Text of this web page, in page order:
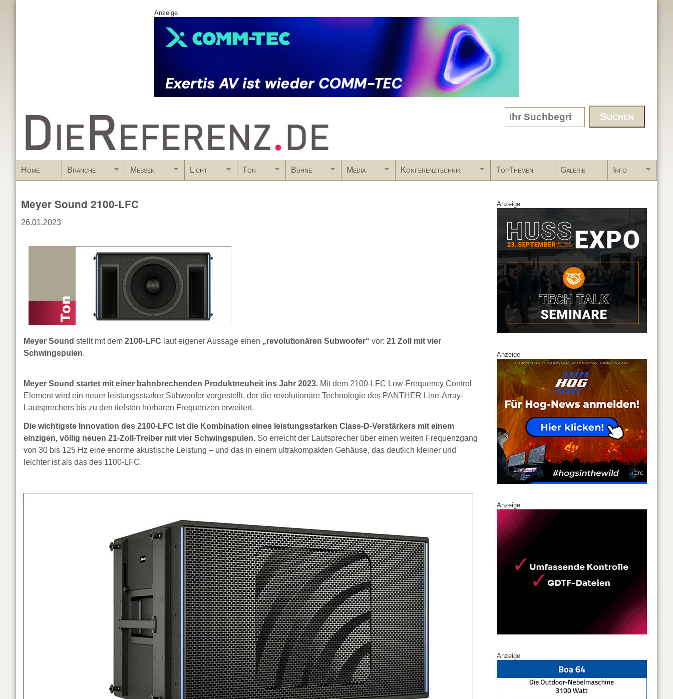
Anzeige
www.DieReferenz.de Search form
Home Branche Messen Licht Ton Bühne Media Konferenztechnik TopThemen Galerie Info
Meyer Sound 2100-LFC
26.01.2023
Meyer Sound stellt mit dem 2100-LFC laut eigener Aussage einen „revolutionären Subwoofer“ vor: 21 Zoll mit vier
Schwingspulen.
Meyer Sound startet mit einer bahnbrechenden Produktneuheit ins Jahr 2023. Mit dem 2100-LFC Low-Frequency Control
Element wird ein neuer leistungsstarker Subwoofer vorgestellt, der die revolutionäre Technologie des PANTHER Line-Array-
Lautsprechers bis zu den tiefsten hörbaren Frequenzen erweitert.
Die wichtigste Innovation des 2100-LFC ist die Kombination eines leistungsstarken Class-D-Verstärkers mit einem
einzigen, völlig neuen 21-Zoll-Treiber mit vier Schwingspulen. So erreicht der Lautsprecher über einen weiten Frequenzgang
von 30 bis 125 Hz eine enorme akustische Leistung – und das in einem ultrakompakten Gehäuse, das deutlich kleiner und
leichter ist als das des 1100-LFC.
Anzeige
Anzeige
Anzeige
Anzeige